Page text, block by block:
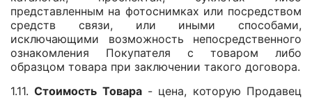
представленным на фотоснимках или посредством
средств связи, или иными способами,
исключающими возможность непосредственного
ознакомления Покупателя с товаром либо
образцом товара при заключении такого договора.
1.11.Стоимость Товара- цена, которую Продавец